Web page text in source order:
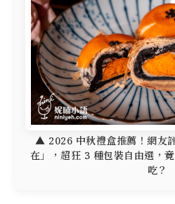
▲ 2026 中秋禮盒推薦！網友
在」，超狂 3 種包裝自由選，
吃？